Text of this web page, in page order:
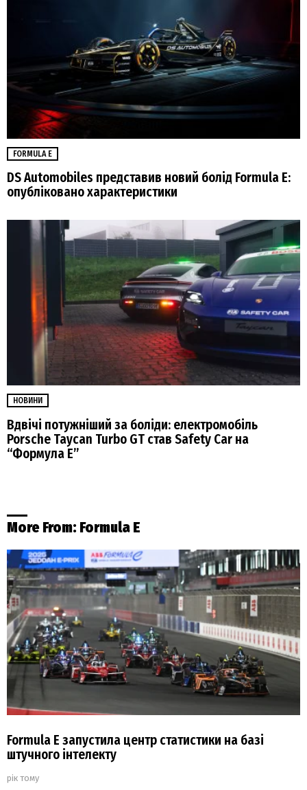
FORMULA E
DS Automobiles представив новий болід Formula E:
опубліковано характеристики
НОВИНИ
Вдвічі потужніший за боліди: електромобіль
Porsche Taycan Turbo GT став Safety Car на
“Формула E”
More From: Formula E
Formula E запустила центр статистики на базі
штучного інтелекту
рік тому